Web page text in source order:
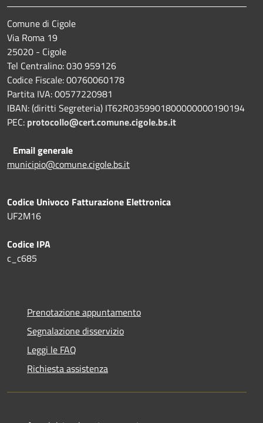
Comune di Cigole
Via Roma 19
25020 - Cigole
Tel Centralino: 030 959126
Codice Fiscale: 00760060178
Partita IVA: 00577220981
IBAN: (diritti Segreteria) IT62R0359901800000000190194
PEC: protocollo@cert.comune.cigole.bs.it
Email generale
municipio@comune.cigole.bs.it
Codice Univoco Fatturazione Elettronica
UF2M16
Codice IPA
c_c685
Prenotazione appuntamento
Segnalazione disservizio
Leggi le FAQ
Richiesta assistenza